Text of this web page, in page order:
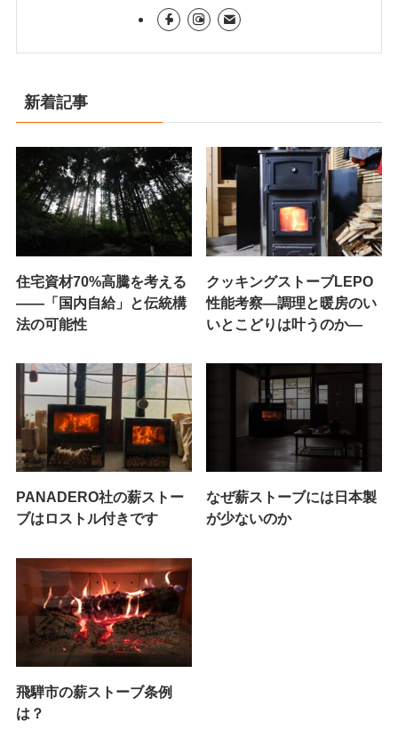
新着記事
住宅資材70%高騰を考える
——「国内自給」と伝統構
法の可能性
クッキングストーブLEPO
性能考察―調理と暖房のい
いとこどりは叶うのか―
PANADERO社の薪ストー
ブはロストル付きです
なぜ薪ストーブには日本製
が少ないのか
飛騨市の薪ストーブ条例
は？